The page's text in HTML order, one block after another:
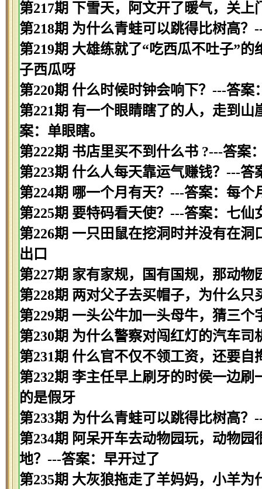
第217期 下雪天，阿文开了暖气，关
第218期 为什么青蛙可以跳得比树高？
第219期 大雄练就了“吃西瓜不吐子”
子西瓜呀
第220期 什么时候时钟会响下？---答案
第221期 有一个眼睛瞎了的人，走到
案：单眼瞎。
第222期 书店里买不到什么书 ?---答案
第223期 什么人每天靠运气赚钱？---答
第224期 哪一个月有天？---答案：每个
第225期 要特码看天使？---答案：七仙
第226期 一只田鼠在挖洞时并没有在
出口
第227期 家有家规，国有国规，那动
第228期 两对父子去买帽子，为什么
第229期 一头公牛加一头母牛，猜三个
第230期 为什么警察对闯红灯的汽车
第231期 什么官不仅不领工资，还要自
第232期 李主任早上刷牙的时侯一边
的是假牙
第233期 为什么青蛙可以跳得比树高？
第234期 阿呆开车去动物园玩，动物
地？---答案：早开过了
第235期 大灰狼拖走了羊妈妈，小羊